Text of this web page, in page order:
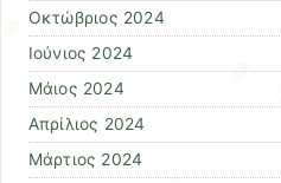
Οκτώβριος 2024
Ιούνιος 2024
Μάιος 2024
Απρίλιος 2024
Μάρτιος 2024